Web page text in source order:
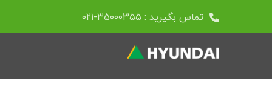
تماس بگیرید : ۳۵۰۰۰۳۵۵-۰۲۱